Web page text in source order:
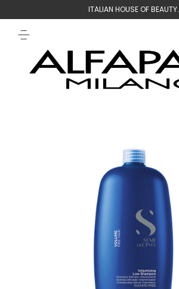
ITALIAN HOUSE OF BEAUTY.